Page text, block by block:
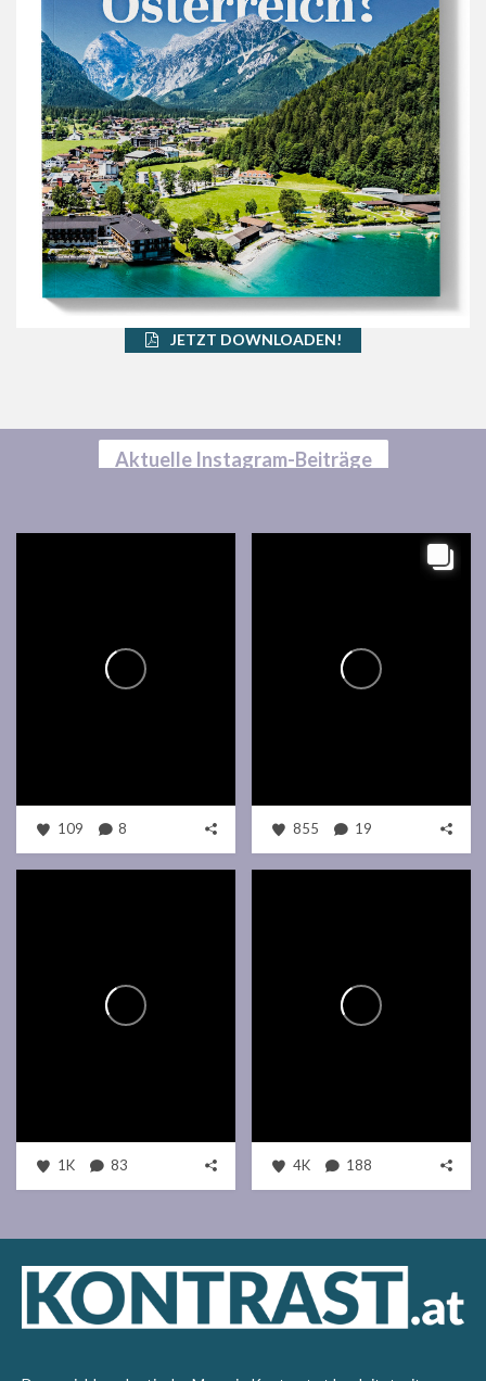
JETZT DOWNLOADEN!
Aktuelle Instagram-Beiträge
109 8 855 19
1K 83 4K 188